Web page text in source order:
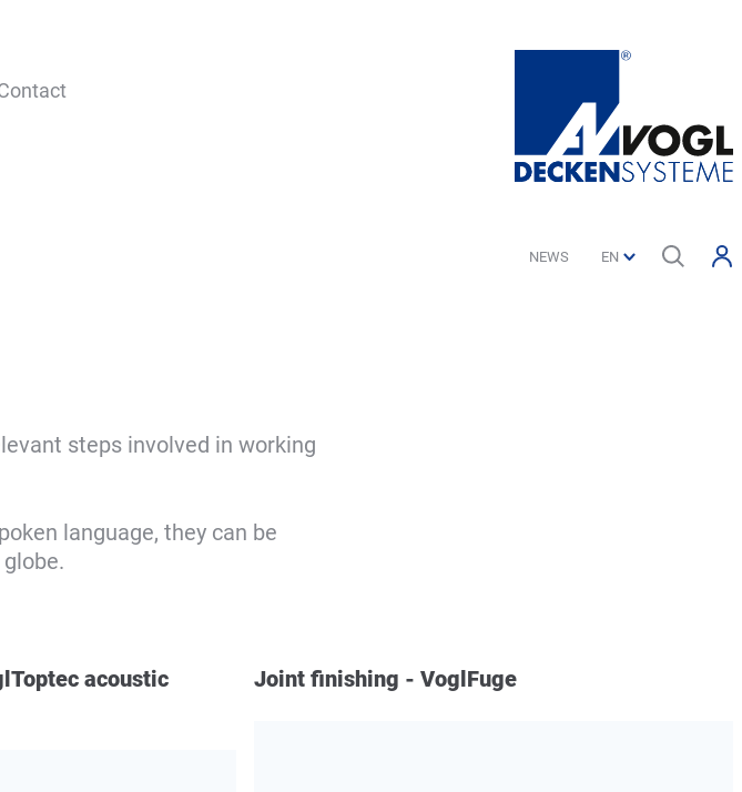
NEWS
steps involved in working
language, they can be
acoustic
Joint finishing - VoglFuge